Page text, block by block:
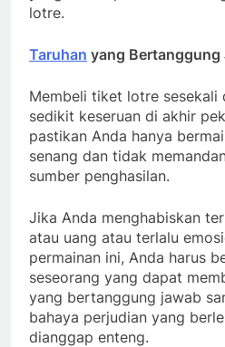
lotre.
Taruhan yang Bertanggung
Membeli tiket lotre sesekali
sedikit keseruan di akhir
pastikan Anda hanya
senang dan tidak
sumber penghasilan.
Jika Anda menghabiskan
atau uang atau terlalu
permainan ini, Anda harus
seseorang yang dapat
yang bertanggung jawab
bahaya perjudian yang
dianggap enteng.